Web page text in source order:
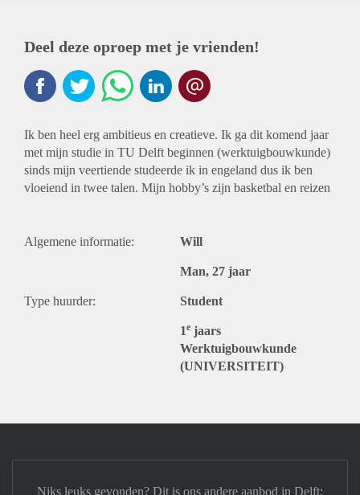
Deel deze oproep met je vrienden!
Ik ben heel erg ambitieus en creatieve. Ik ga dit komend jaar
met mijn studie in TU Delft beginnen (werktuigbouwkunde)
sinds mijn veertiende studeerde ik in engeland dus ik ben
vloeiend in twee talen. Mijn hobby’s zijn basketbal en reizen
Algemene informatie: Will
Man, 27 jaar
Type huurder: Student
1e jaars
Werktuigbouwkunde
(UNIVERSITEIT)
Niks leuks gevonden? Dit is ons andere aanbod in Delft: